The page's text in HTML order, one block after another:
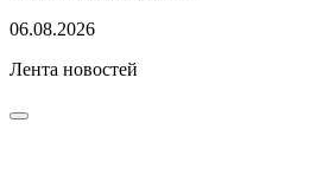
06.08.2026
Лента новостей